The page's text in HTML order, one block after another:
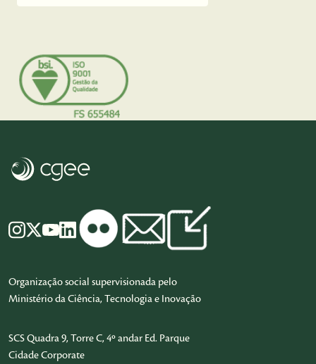
Organização social supervisionada pelo
Ministério da Ciência, Tecnologia e Inovação
SCS Quadra 9, Torre C, 4º andar Ed. Parque
Cidade Corporate